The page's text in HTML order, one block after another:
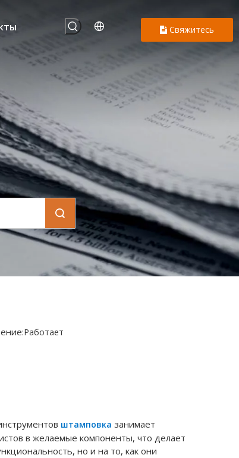
Свяжитесь
Работает
штамповка занимает
в желаемые компоненты, что делает
но и на то, как они